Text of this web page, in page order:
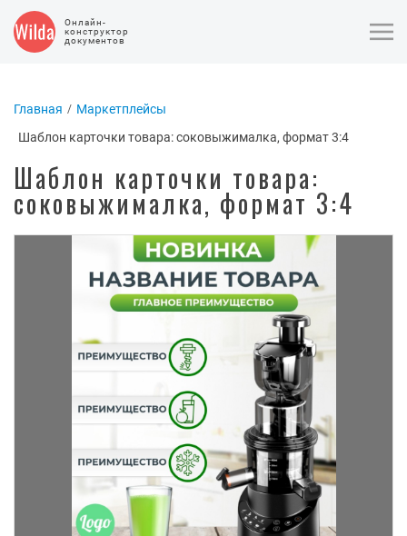
Онлайн-
конструктор
документов
Главная
Маркетплейсы
Шаблон карточки товара: соковыжималка, формат 3:4
Шаблон карточки товара:
соковыжималка, формат 3:4